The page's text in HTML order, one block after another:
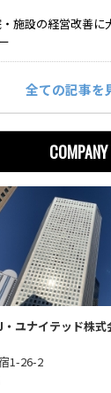
施設の経営改善に
全ての記事を
COMPANY
ユナイテッド株式
1-26-2